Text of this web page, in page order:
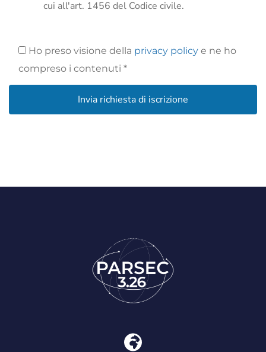
cui all'art. 1456 del Codice civile.
Ho preso visione della privacy policy e ne ho
compreso i contenuti *